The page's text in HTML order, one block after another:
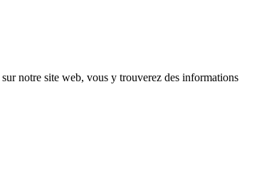
sur notre site web, vous y trouverez des informations